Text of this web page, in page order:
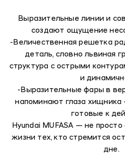
Выразительные линии и
создают ощущение
-Величественная решетка
деталь, словно львиная
структура с острыми
и
-Выразительные фары в
напоминают глаза хищника
готовые к
Hyundai MUFASA — не
жизни тех, кто стремится
дне.